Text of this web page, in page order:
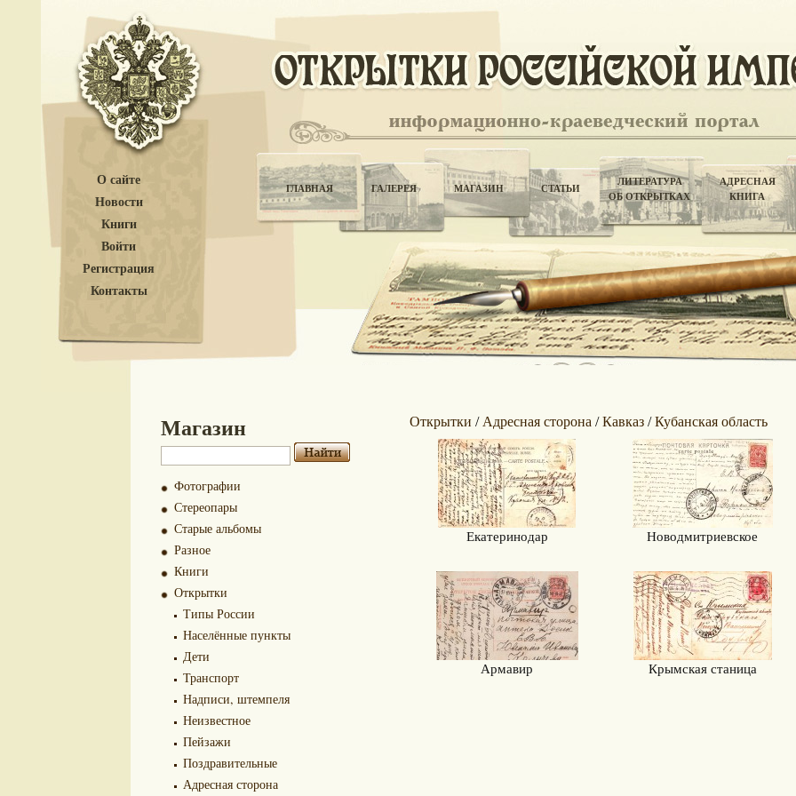
О сайте
Новости
Книги
Войти
Регистрация
Контакты
ГЛАВНАЯ ГАЛЕРЕЯ МАГАЗИН СТАТЬИ
ЛИТЕРАТУРА
ОБ ОТКРЫТКАХ
АДРЕСНАЯ
КНИГА
Магазин
Фотографии
Стереопары
Старые альбомы
Разное
Книги
Открытки
Типы России
Населённые пункты
Дети
Транспорт
Надписи, штемпеля
Неизвестное
Пейзажи
Поздравительные
Адресная сторона
Открытки / Адресная сторона /Кавказ/Кубанская область
Екатеринодар Новодмитриевское
Армавир Крымская станица